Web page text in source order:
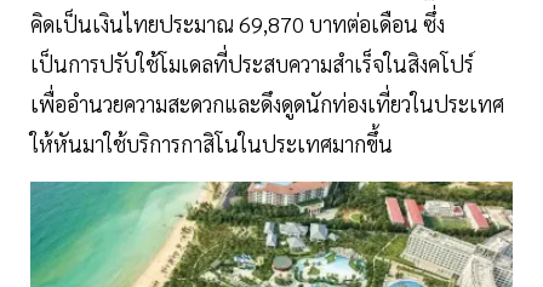
คิดเป็นเงินไทยประมาณ 69,870 บาทต่อเดือน ซึ่ง
เป็นการปรับใช้โมเดลที่ประสบความสำเร็จในสิงคโปร์
เพื่ออำนวยความสะดวกและดึงดูดนักท่องเที่ยวในประเทศ
ให้หันมาใช้บริการกาสิโนในประเทศมากขึ้น